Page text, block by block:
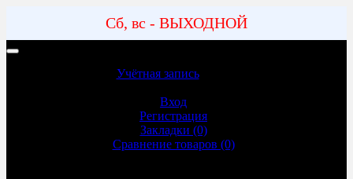
Сб, вс - ВЫХОДНОЙ
Учётная запись
Вход
Регистрация
Закладки (0)
Сравнение товаров (0)